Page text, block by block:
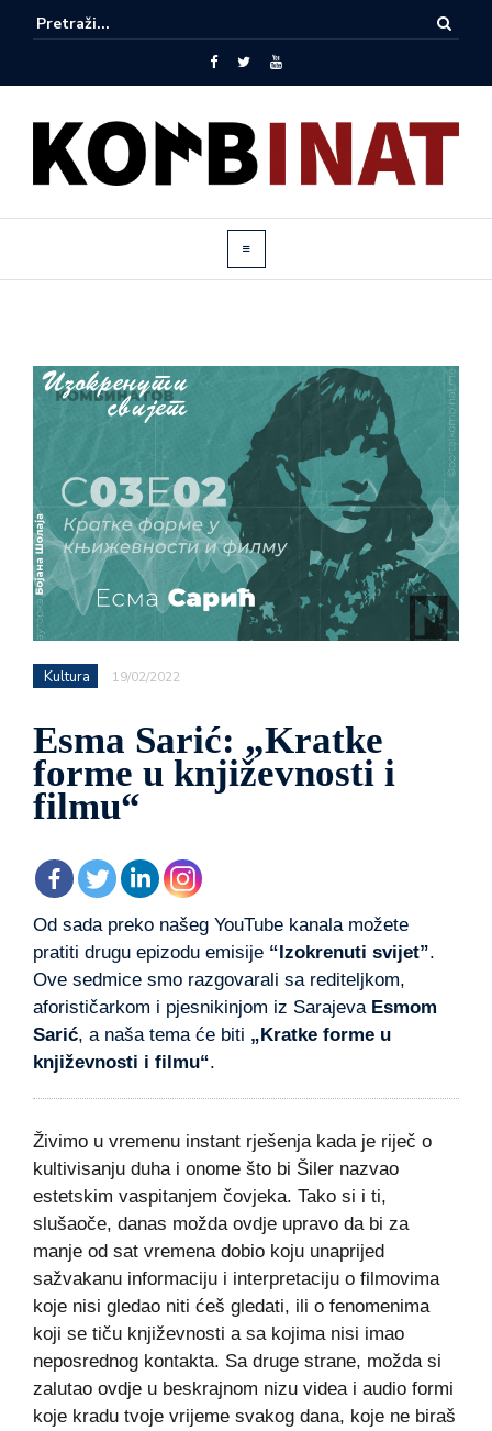
Kultura 19/02/2022
Esma Sarić: „Kratke
forme u književnosti i
filmu“
Od sada preko našeg YouTube kanala možete
pratiti drugu epizodu emisije “Izokrenuti svijet”.
Ove sedmice smo razgovarali sa rediteljkom,
aforističarkom i pjesnikinjom iz Sarajeva Esmom
Sarić, a naša tema će biti „Kratke forme u
književnosti i filmu“.
Živimo u vremenu instant rješenja kada je riječ o
kultivisanju duha i onome što bi Šiler nazvao
estetskim vaspitanjem čovjeka. Tako si i ti,
slušaoče, danas možda ovdje upravo da bi za
manje od sat vremena dobio koju unaprijed
sažvakanu informaciju i interpretaciju o filmovima
koje nisi gledao niti ćeš gledati, ili o fenomenima
koji se tiču književnosti a sa kojima nisi imao
neposrednog kontakta. Sa druge strane, možda si
zalutao ovdje u beskrajnom nizu videa i audio formi
koje kradu tvoje vrijeme svakog dana, koje ne biraš